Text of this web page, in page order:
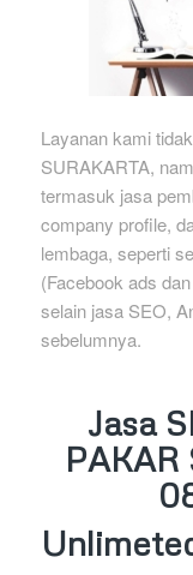
Layanan kami
SURAKARTA,
termasuk jasa
company profile,
lembaga, seperti
(Facebook ads
selain jasa SEO,
sebelumnya.
Jasa
PAKAR